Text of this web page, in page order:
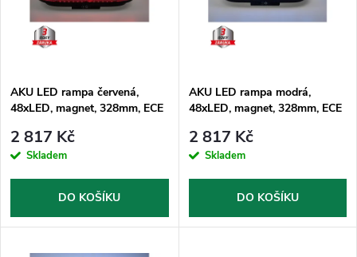
p
r
o
d
s
p
r
AKU LED rampa červená,
48xLED, magnet, 328mm, ECE
2 817 Kč
Skladem
DO KOŠÍKU
AKU LED rampa modrá,
48xLED, magnet, 328mm, ECE
2 817 Kč
Skladem
DO KOŠÍKU